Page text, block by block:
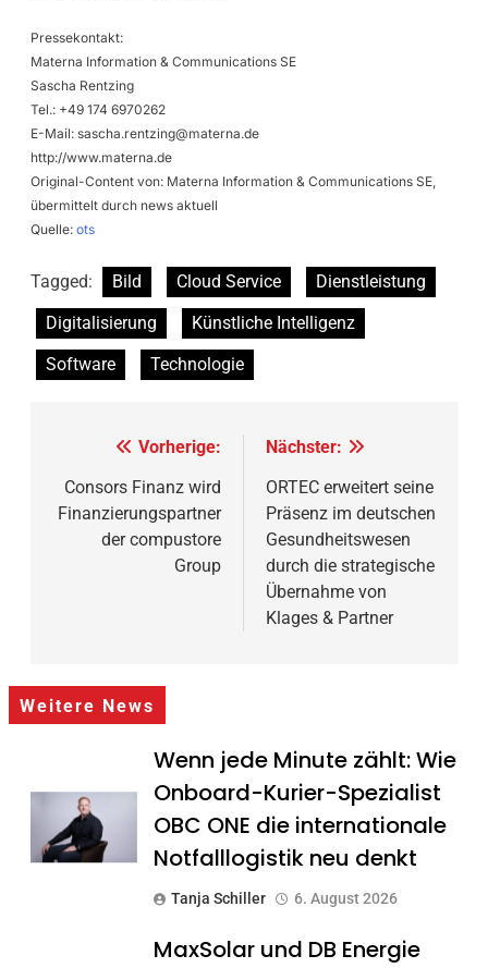
Pressekontakt:
Materna Information & Communications SE
Sascha Rentzing
Tel.: +49 174 6970262
E-Mail: sascha.rentzing@materna.de
http://www.materna.de
Original-Content von: Materna Information & Communications SE,
übermittelt durch news aktuell
Quelle: ots
Tagged: Bild Cloud Service
Dienstleistung
Digitalisierung
Künstliche Intelligenz
Software
Technologie
Beitragsnavigation
Vorherige:
Consors Finanz wird
Finanzierungspartner
der compustore
Group
Nächster:
ORTEC erweitert seine
Präsenz im deutschen
Gesundheitswesen
durch die strategische
Übernahme von
Klages & Partner
Weitere News
Wenn jede Minute zählt: Wie
Onboard-Kurier-Spezialist
OBC ONE die internationale
Notfalllogistik neu denkt
Tanja Schiller 6. August 2026
MaxSolar und DB Energie